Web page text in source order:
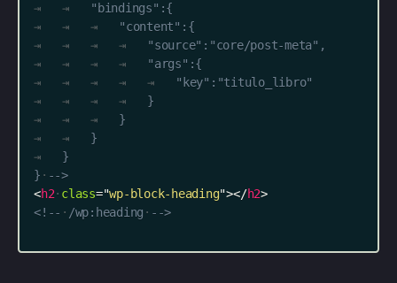
"bindings":{
"content":{
"source":"core/post-meta",
"args":{
"key":"titulo_libro"
}
}
}
}
}
-->
<h2 class="wp-block-heading"></h2>
<!--
/wp:heading -->